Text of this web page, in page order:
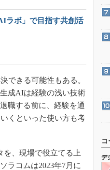
ラボ」で目指す共創活
できる可能性もある。
成AIは経験の浅い技術
職する前に、経験を通
くといった使い方も考
、現場で役立てる上
ラコムは2023年7月に
コ
デ